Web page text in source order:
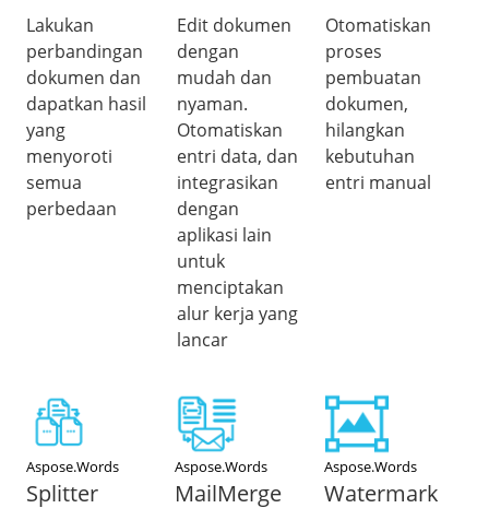
Lakukan
perbandingan
dokumen dan
dapatkan hasil
yang
menyoroti
semua
perbedaan
Edit dokumen
dengan
mudah dan
nyaman.
Otomatiskan
entri data, dan
integrasikan
dengan
aplikasi lain
untuk
menciptakan
alur kerja yang
lancar
Otomatiskan
proses
pembuatan
dokumen,
hilangkan
kebutuhan
entri manual
Aspose.Words
Splitter
Aspose.Words
MailMerge
Aspose.Words
Watermark